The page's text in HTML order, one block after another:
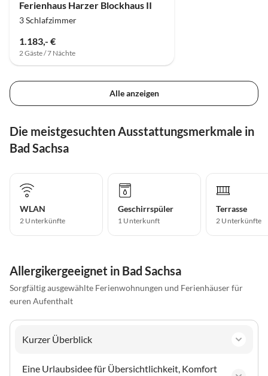
Ferienhaus Harzer Blockhaus II
3 Schlafzimmer
1.183,- €
2 Gäste / 7 Nächte
Alle anzeigen
Die meistgesuchten Ausstattungsmerkmale in
Bad Sachsa
WLAN
2 Unterkünfte
Geschirrspüler
1 Unterkunft
Terrasse
2 Unterkünfte
Allergikergeeignet in Bad Sachsa
Sorgfältig ausgewählte Ferienwohnungen und Ferienhäuser für
euren Aufenthalt
Kurzer Überblick
Eine Urlaubsidee für Übersichtlichkeit, Komfort